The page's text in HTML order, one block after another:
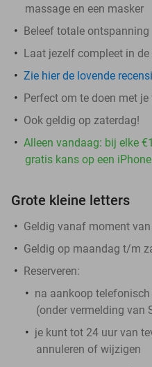
massage en een masker
Beleef totale ontspanning
Laat jezelf compleet in
Zie hier de lovende
Perfect om te doen met
Ook geldig op zaterdag!
Alleen vandaag: bij elke
gratis kans op een
Grote kleine letters
Geldig vanaf moment
Geldig op maandag t/m
Reserveren:
na aankoop
(onder vermelding van
je kunt tot 24 uur van
annuleren of wijzigen